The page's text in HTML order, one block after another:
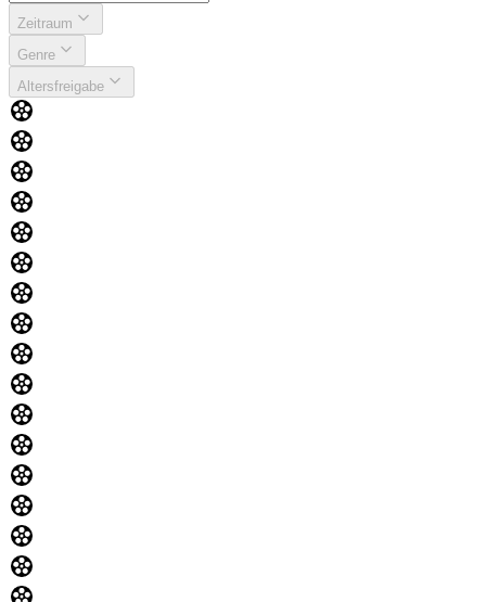
Zeitraum
Genre
Altersfreigabe